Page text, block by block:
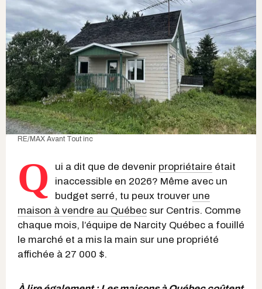
RE/MAX Avant Tout inc
Q ui a dit que de devenir propriétaire était
inaccessible en 2026? Même avec un
budget serré, tu peux trouver une
maison à vendre au Québec sur Centris. Comme
chaque mois, l’équipe de Narcity Québec a fouillé
le marché et a mis la main sur une propriété
affichée à 27 000 $.